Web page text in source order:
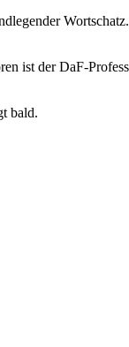
ist der DaF-
bald.